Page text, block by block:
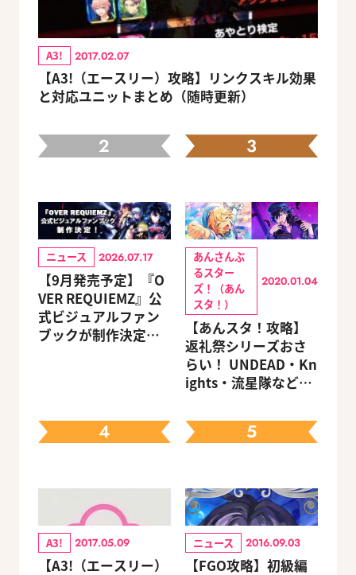
A3! 2017.02.07
【A3!（エースリー）攻略】リンクスキル効果
と対応ユニットまとめ（随時更新）
2
ニュース 2026.07.17
【9月発売予定】『O
VER REQUIEMZ』公
式ビジュアルファン
ブックが制作決定！
3
あんさんぶ
るスター
ズ！（あん
スタ！）
2020.01.04
【あんスタ！攻略】
返礼祭シリーズおさ
らい！ UNDEAD・Kn
ights・流星隊など、
ェック
4
A3! 2017.05.09
【A3!（エースリー）
5
ニュース 2016.09.03
【FGO攻略】初級編